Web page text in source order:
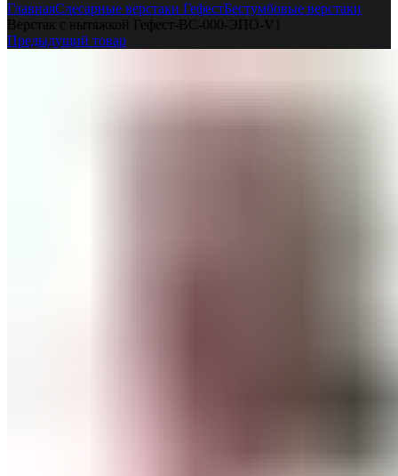
ГлавнаяСлесарные верстаки ГефестБестумбовые верстаки
Верстак с вытяжкой Гефест-ВС-000-ЭПО-V1
Предыдущий товар